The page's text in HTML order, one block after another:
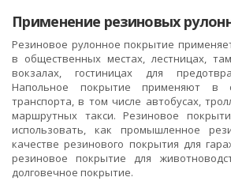
Применение резиновых
Резиновое рулонное покрытие
в общественных местах, лестницах,
вокзалах, гостиницах для
Напольное покрытие применяют в
транспорта, в том числе автобусах,
маршрутных такси. Резиновое
использовать, как промышленное
качестве резинового покрытия для
резиновое покрытие для
долговечное покрытие.